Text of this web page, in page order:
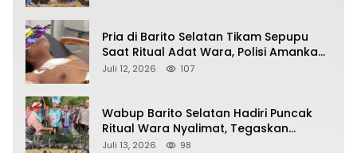
Pria di Barito Selatan Tikam Sepupu
Saat Ritual Adat Wara, Polisi Amankan
Pelaku
Juli 12, 2026 107
Wabup Barito Selatan Hadiri Puncak
Ritual Wara Nyalimat, Tegaskan
Komitmen Lestarikan Budaya Dayak
Juli 13, 2026 98